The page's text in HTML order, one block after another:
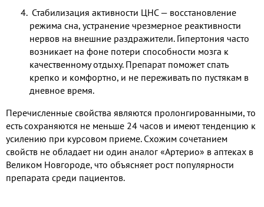
Стабилизация активности ЦНС — восстановление
режима сна, устранение чрезмерное реактивности
нервов на внешние раздражители. Гипертония часто
возникает на фоне потери способности мозга к
качественному отдыху. Препарат поможет спать
крепко и комфортно, и не переживать по пустякам в
дневное время.
Перечисленные свойства являются пролонгированными, то
есть сохраняются не меньше 24 часов и имеют тенденцию к
усилению при курсовом приеме. Схожим сочетанием
свойств не обладает ни один аналог «Артерио» в аптеках в
Великом Новгороде, что объясняет рост популярности
препарата среди пациентов.